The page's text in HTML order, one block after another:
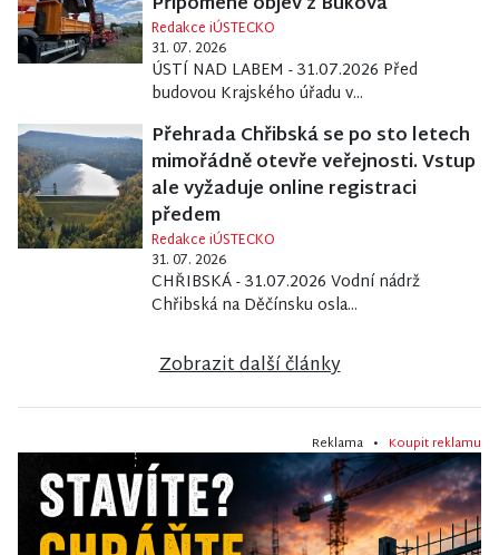
Redakce iÚSTECKO
31. 07. 2026
ÚSTÍ NAD LABEM - 31.07.2026 Před
budovou Krajského úřadu v...
Přehrada Chřibská se po sto letech
mimořádně otevře veřejnosti. Vstup
ale vyžaduje online registraci
předem
Redakce iÚSTECKO
31. 07. 2026
CHŘIBSKÁ - 31.07.2026 Vodní nádrž
Chřibská na Děčínsku osla...
Zobrazit další články
Reklama • Koupit reklamu